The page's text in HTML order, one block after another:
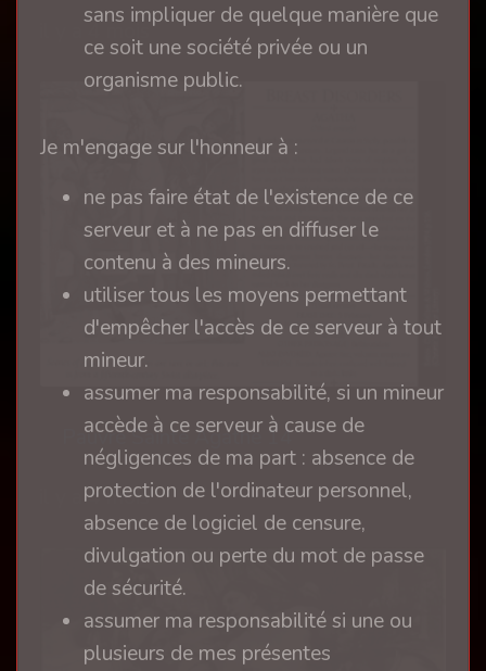
il y a 4 mois
Pauvre Sainte Agathe 14
il y a 4 mois
sans impliquer de quelque manière que
ce soit une société privée ou un
organisme public.
Je m'engage sur l'honneur à :
ne pas faire état de l'existence de ce
serveur et à ne pas en diffuser le
contenu à des mineurs.
utiliser tous les moyens permettant
d'empêcher l'accès de ce serveur à tout
mineur.
assumer ma responsabilité, si un mineur
accède à ce serveur à cause de
négligences de ma part : absence de
protection de l'ordinateur personnel,
absence de logiciel de censure,
divulgation ou perte du mot de passe
de sécurité.
assumer ma responsabilité si une ou
plusieurs de mes présentes